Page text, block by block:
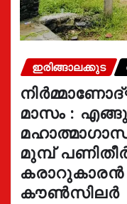
ഇരിങ്ങാലക്കുട
മാസം :
മുമ്പ്
കൗൺസിലർ